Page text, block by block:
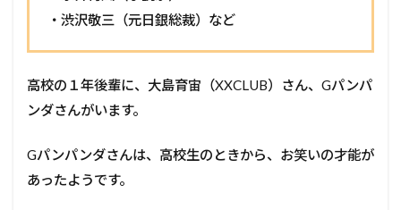
・渋沢敬三（元日銀総裁）など
高校の１年後輩に、大島育宙（XXCLUB）さん、Gパンパ
ンダさんがいます。
Gパンパンダさんは、高校生のときから、お笑いの才能が
あったようです。